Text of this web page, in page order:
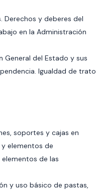
Derechos y deberes del
en la Administración
General del Estado y sus
Igualdad de trato
soportes y cajas en
elementos de
de las
y uso básico de pastas,